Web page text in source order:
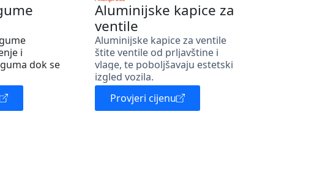
i
dok se
Aluminijske kapice za
ventile
Aluminijske kapice za ventile
štite ventile od prljavštine i
vlage, te poboljšavaju estetski
izgled vozila.
Provjeri cijenu